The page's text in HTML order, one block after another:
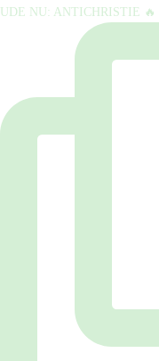
UDE NU: ANTICHRISTIE 🔥⁠